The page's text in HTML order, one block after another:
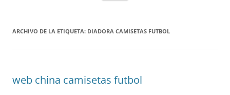
ARCHIVO DE LA ETIQUETA: DIADORA CAMISETAS FUTBOL
web china camisetas futbol